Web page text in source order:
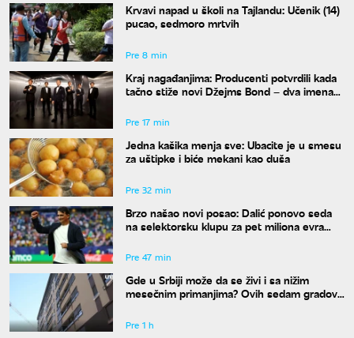
Krvavi napad u školi na Tajlandu: Učenik (14)
pucao, sedmoro mrtvih
Pre 8 min
Kraj nagađanjima: Producenti potvrdili kada
tačno stiže novi Džejms Bond – dva imena
Pre 17 min
Jedna kašika menja sve: Ubacite je u smesu
za uštipke i biće mekani kao duša
Pre 32 min
Brzo našao novi posao: Dalić ponovo seda
na selektorsku klupu za pet miliona evra
Pre 47 min
Gde u Srbiji može da se živi i sa nižim
mesečnim primanjima? Ovih sedam gradova
Pre 1 h